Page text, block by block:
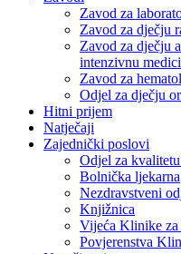
Zavod za
Zavod za dječju
Zavod za dječju
intenzivnu
Zavod za
Odjel za dječju
Hitni prijem
Natječaji
Zajednički poslovi
Odjel za
Bolnička ljekarna
Nezdravstveni
Knjižnica
Vijeća Klinike za
Povjerenstva